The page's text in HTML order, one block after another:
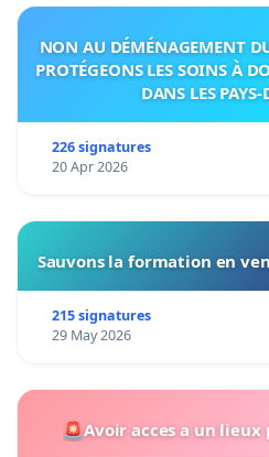
NON AU DÉMÉNAGEMENT
PROTÉGEONS LES SOINS À
DANS LES
226 signatures
20 Apr 2026
Sauvons la formation en
215 signatures
29 May 2026
🚨Avoir acces a un